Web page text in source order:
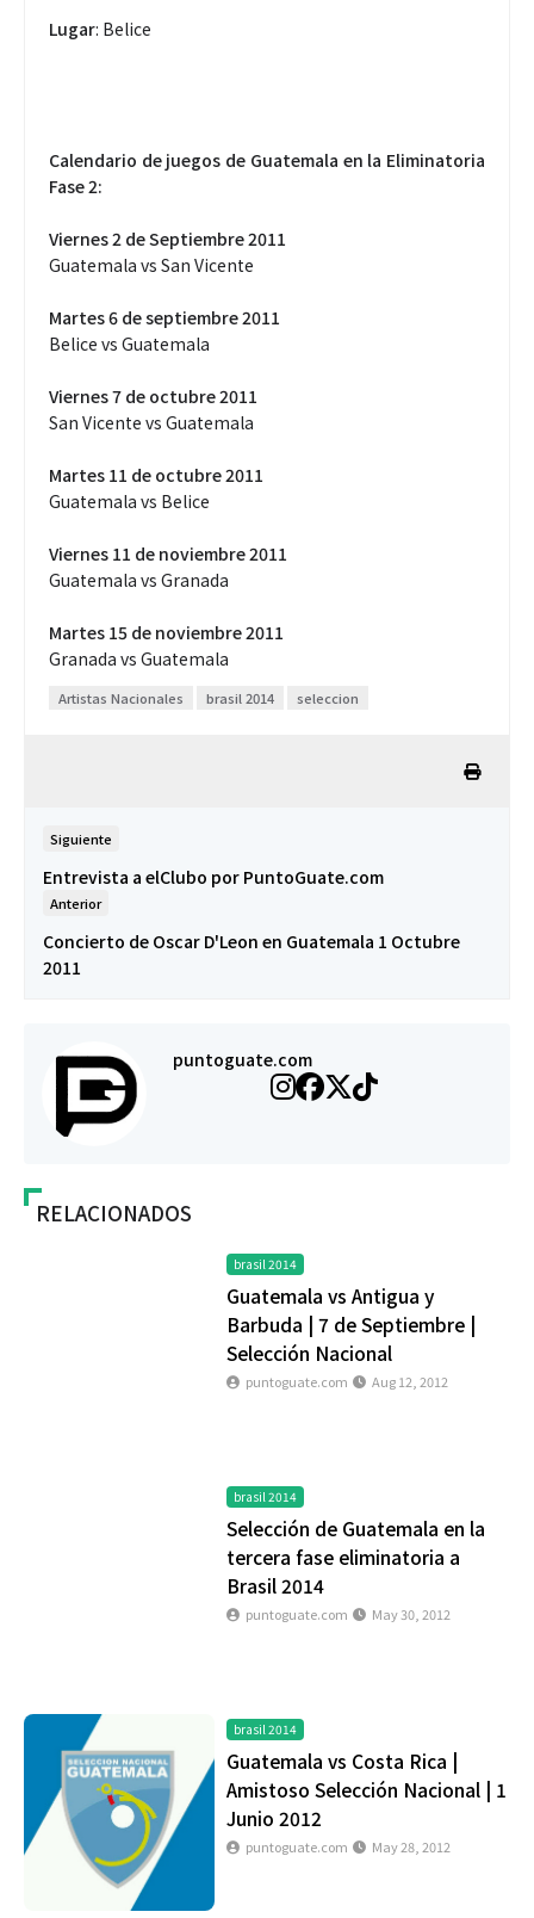
Lugar: Belice
Calendario de juegos de Guatemala en la Eliminatoria
Fase 2:
Viernes 2 de Septiembre 2011
Guatemala vs San Vicente
Martes 6 de septiembre 2011
Belice vs Guatemala
Viernes 7 de octubre 2011
San Vicente vs Guatemala
Martes 11 de octubre 2011
Guatemala vs Belice
Viernes 11 de noviembre 2011
Guatemala vs Granada
Martes 15 de noviembre 2011
Granada vs Guatemala
Artistas Nacionales brasil 2014 seleccion
Siguiente
Entrevista a elClubo por PuntoGuate.com
Anterior
Concierto de Oscar D'Leon en Guatemala 1 Octubre
2011
puntoguate.com
RELACIONADOS
brasil 2014
Guatemala vs Antigua y
Barbuda | 7 de Septiembre |
Selección Nacional
puntoguate.com Aug 12, 2012
brasil 2014
Selección de Guatemala en la
tercera fase eliminatoria a
Brasil 2014
puntoguate.com May 30, 2012
brasil 2014
Guatemala vs Costa Rica |
Amistoso Selección Nacional | 1
Junio 2012
puntoguate.com May 28, 2012